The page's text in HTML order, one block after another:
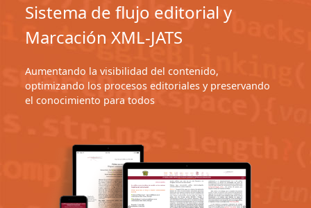
Sistema de flujo editorial y
Marcación XML-JATS
Aumentando la visibilidad del contenido,
optimizando los procesos editoriales y preservando
el conocimiento para todos